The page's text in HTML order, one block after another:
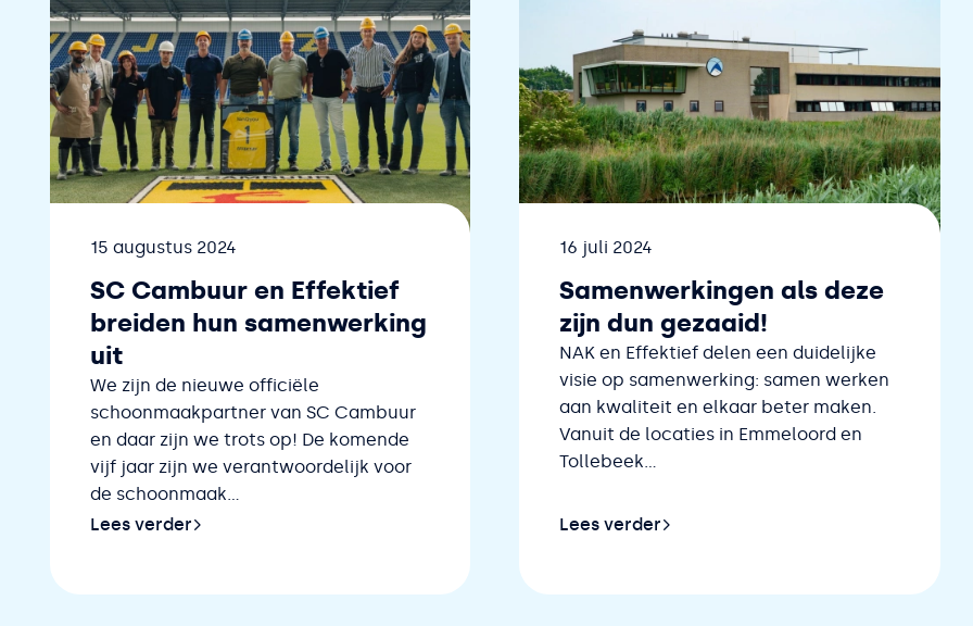
SC Cambuur en Effektief
breiden hun samenwerking
uit
Datum
15 augustus 2024
We zijn de nieuwe officiële
schoonmaakpartner van SC Cambuur
en daar zijn we trots op! De komende
vijf jaar zijn we verantwoordelijk voor
de schoonmaak...
Lees verder
Lees verder over SC Cambuur en Effektief breiden hun samenwerking uit
Samenwerkingen als deze
zijn dun gezaaid!
Datum
16 juli 2024
NAK en Effektief delen een duidelijke
visie op samenwerking: samen werken
aan kwaliteit en elkaar beter maken.
Vanuit de locaties in Emmeloord en
Tollebeek...
Lees verder
Lees verder over Samenwerkingen als deze